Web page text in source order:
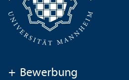
+ Bewerbung